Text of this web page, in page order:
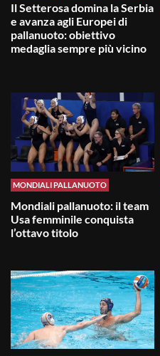
Il Setterosa domina la Serbia
e avanza agli Europei di
pallanuoto: obiettivo
medaglia sempre più vicino
MONDIALI PALLANUOTO
Mondiali pallanuoto: il team
Usa femminile conquista
l’ottavo titolo